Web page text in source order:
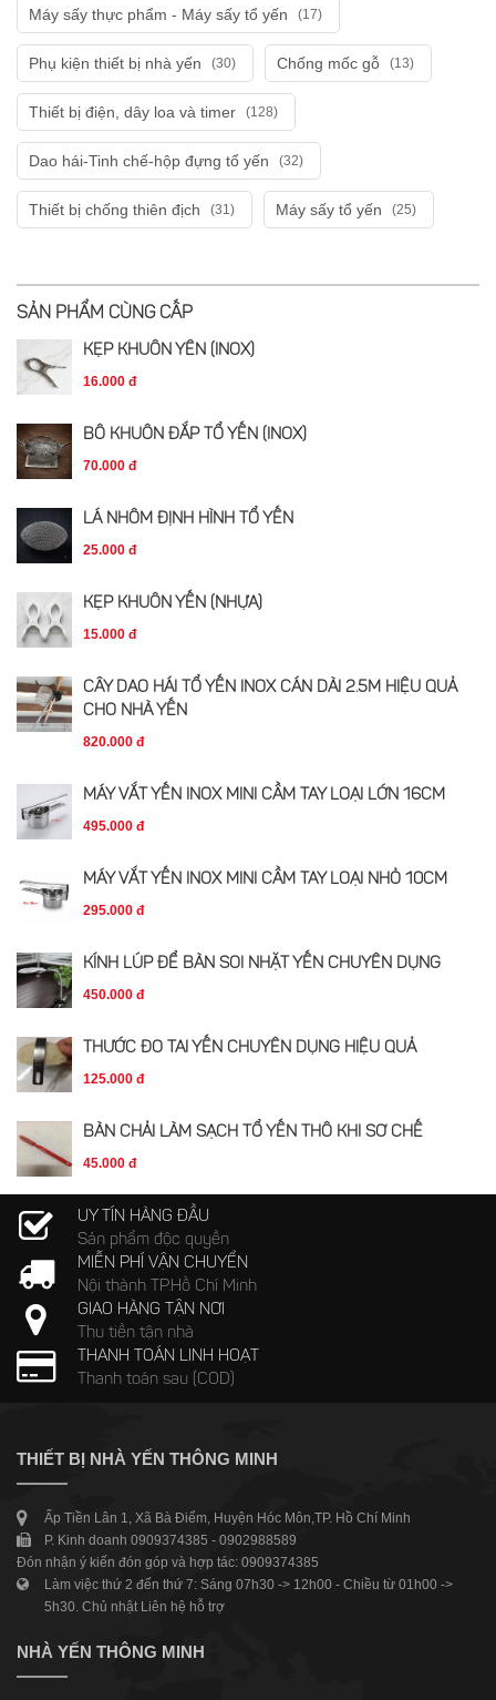
Máy sấy thực phẩm - Máy sấy tổ yến (17)
Phụ kiện thiết bị nhà yến (30) Chống mốc gỗ (13)
Thiết bị điện, dây loa và timer (128)
Dao hái-Tinh chế-hộp đựng tổ yến (32)
Thiết bị chống thiên địch (31) Máy sấy tổ yến (25)
SẢN PHẨM CÙNG CẤP
KẸP KHUÔN YẾN (INOX)
16.000 đ
BÔ KHUÔN ĐẮP TỔ YẾN (INOX)
70.000 đ
LÁ NHÔM ĐỊNH HÌNH TỔ YẾN
25.000 đ
KẸP KHUÔN YẾN (NHỰA)
15.000 đ
CÂY DAO HÁI TỔ YẾN INOX CÁN DÀI 2.5M HIỆU QUẢ
CHO NHÀ YẾN
820.000 đ
MÁY VẮT YẾN INOX MINI CẦM TAY LOẠI LỚN 16CM
495.000 đ
MÁY VẮT YẾN INOX MINI CẦM TAY LOẠI NHỎ 10CM
295.000 đ
KÍNH LÚP ĐỂ BÀN SOI NHẶT YẾN CHUYÊN DỤNG
450.000 đ
THƯỚC ĐO TAI YẾN CHUYÊN DỤNG HIỆU QUẢ
125.000 đ
BÀN CHẢI LÀM SẠCH TỔ YẾN THÔ KHI SƠ CHẾ
45.000 đ
UY TÍN HÀNG ĐẦU
Sản phẩm độc quyền
MIỄN PHÍ VẬN CHUYỂN
Nội thành TP.Hồ Chí Minh
GIAO HÀNG TẬN NƠI
Thu tiền tận nhà
THANH TOÁN LINH HOẠT
Thanh toán sau (COD)
THIẾT BỊ NHÀ YẾN THÔNG MINH
Ấp Tiền Lân 1, Xã Bà Điểm, Huyện Hóc Môn,TP. Hồ Chí Minh
P. Kinh doanh 0909374385 - 0902988589
Đón nhận ý kiến đón góp và hợp tác: 0909374385
Làm việc thứ 2 đến thứ 7: Sáng 07h30 -> 12h00 - Chiều từ 01h00 ->
5h30. Chủ nhật Liên hệ hỗ trợ
NHÀ YẾN THÔNG MINH